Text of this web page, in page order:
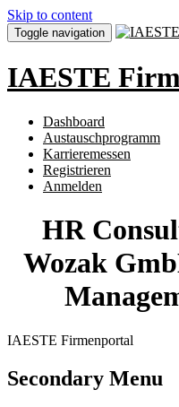
Skip to content
Toggle navigation
IAESTE
Dashboard
Austauschprogramm
Karrieremessen
Registrieren
Anmelden
HR
Wozak
IAESTE Firmenportal
Secondary Menu